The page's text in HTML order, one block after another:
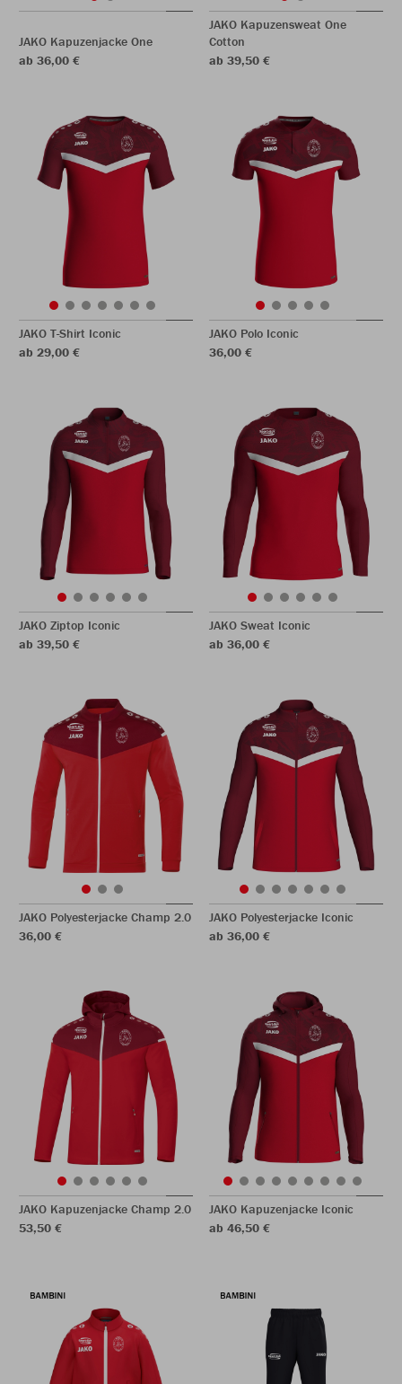
JAKO Kapuzenjacke One
ab 36,00 €
JAKO Kapuzensweat One
Cotton
ab 39,50 €
JAKO T-Shirt Iconic
ab 29,00 €
JAKO Polo Iconic
36,00 €
JAKO Ziptop Iconic
ab 39,50 €
JAKO Sweat Iconic
ab 36,00 €
JAKO Polyesterjacke Champ 2.0
36,00 €
JAKO Polyesterjacke Iconic
ab 36,00 €
JAKO Kapuzenjacke Champ 2.0
53,50 €
JAKO Kapuzenjacke Iconic
ab 46,50 €